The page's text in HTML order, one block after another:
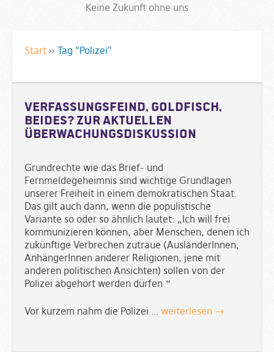
Keine Zukunft ohne uns
Start » Tag "Polizei"
Verfassungsfeind, Goldfisch,
beides? Zur aktuellen
Überwachungsdiskussion
Grundrechte wie das Brief- und
Fernmeldegeheimnis sind wichtige Grundlagen
unserer Freiheit in einem demokratischen Staat.
Das gilt auch dann, wenn die populistische
Variante so oder so ähnlich lautet: „Ich will frei
kommunizieren können, aber Menschen, denen ich
zukünftige Verbrechen zutraue (AusländerInnen,
AnhängerInnen anderer Religionen, jene mit
anderen politischen Ansichten) sollen von der
Polizei abgehört werden dürfen.“
Vor kurzem nahm die Polizei … weiterlesen →